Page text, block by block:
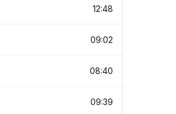
12:48
09:02
08:40
09:39